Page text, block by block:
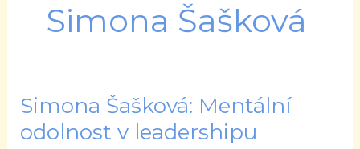
Simona Šašková
Simona Šašková: Mentální
odolnost v leadershipu
Simona
Šašková: